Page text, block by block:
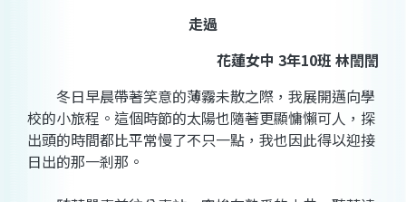
走過
花蓮女中 3年10班 林誾誾
冬日早晨帶著笑意的薄霧未散之際，我展開邁向學
校的小旅程。這個時節的太陽也隨著更顯慵懶可人，探
出頭的時間都比平常慢了不只一點，我也因此得以迎接
日出的那一剎那。